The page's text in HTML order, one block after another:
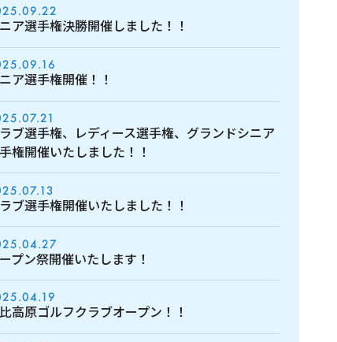
ア選手権決勝開催しました！！
ア選手権開催！！
ブ選手権、レディース選手権、グランドシニア
権開催いたしました！！
ブ選手権開催いたしました！！
プン祭開催いたします！
高原ゴルフクラブオープン！！